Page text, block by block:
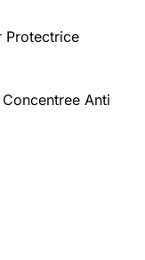
Protectrice
Anti